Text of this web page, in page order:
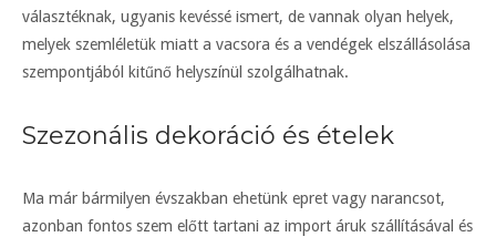
választéknak, ugyanis kevéssé ismert, de vannak olyan helyek,
melyek szemléletük miatt a vacsora és a vendégek elszállásolása
szempontjából kitűnő helyszínül szolgálhatnak.
Szezonális dekoráció és ételek
Ma már bármilyen évszakban ehetünk epret vagy narancsot,
azonban fontos szem előtt tartani az import áruk szállításával és